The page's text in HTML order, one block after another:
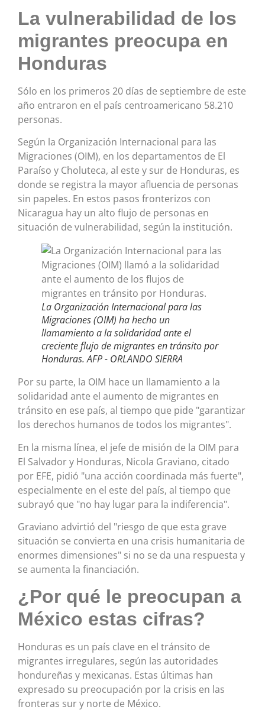
La vulnerabilidad de los
migrantes preocupa en
Honduras
Sólo en los primeros 20 días de septiembre de este
año entraron en el país centroamericano 58.210
personas.
Según la Organización Internacional para las
Migraciones (OIM), en los departamentos de El
Paraíso y Choluteca, al este y sur de Honduras, es
donde se registra la mayor afluencia de personas
sin papeles. En estos pasos fronterizos con
Nicaragua hay un alto flujo de personas en
situación de vulnerabilidad, según la institución.
La Organización Internacional para las
Migraciones (OIM) ha hecho un
llamamiento a la solidaridad ante el
creciente flujo de migrantes en tránsito por
Honduras. AFP - ORLANDO SIERRA
Por su parte, la OIM hace un llamamiento a la
solidaridad ante el aumento de migrantes en
tránsito en ese país, al tiempo que pide "garantizar
los derechos humanos de todos los migrantes".
En la misma línea, el jefe de misión de la OIM para
El Salvador y Honduras, Nicola Graviano, citado
por EFE, pidió "una acción coordinada más fuerte",
especialmente en el este del país, al tiempo que
subrayó que "no hay lugar para la indiferencia".
Graviano advirtió del "riesgo de que esta grave
situación se convierta en una crisis humanitaria de
enormes dimensiones" si no se da una respuesta y
se aumenta la financiación.
¿Por qué le preocupan a
México estas cifras?
Honduras es un país clave en el tránsito de
migrantes irregulares, según las autoridades
hondureñas y mexicanas. Estas últimas han
expresado su preocupación por la crisis en las
fronteras sur y norte de México.